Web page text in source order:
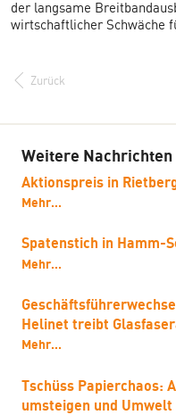
der langsame
wirtschaftlicher Schwäche
Zurück
Weitere Nachrichten
Aktionspreis in
Mehr...
Spatenstich in Hamm-
Mehr...
Helinet treibt
Mehr...
Tschüss Papierchaos:
umsteigen und Umwelt